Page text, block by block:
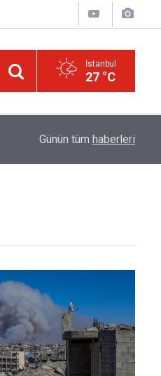
İstanbul
27 °C
Okullarında yapay zeka ile
Günün tüm haberleri